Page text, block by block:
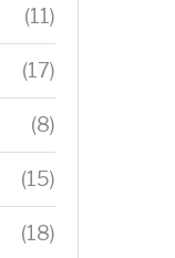
(11)
(17)
(8)
(15)
(18)